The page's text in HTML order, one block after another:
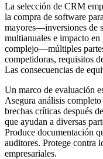
La selección de CRM
la compra de software
mayores—inversiones de
multianuales e impacto
complejo—múltiples
competidoras, requisitos
Las consecuencias de
Un marco de evaluación
Asegura análisis
brechas críticas después
que ayudan a diversas
Produce documentación
auditores. Protege contra
empresariales.